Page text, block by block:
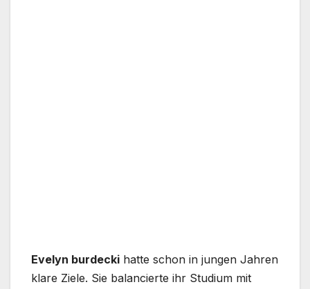
Evelyn burdecki hatte schon in jungen Jahren
klare Ziele. Sie balancierte ihr Studium mit